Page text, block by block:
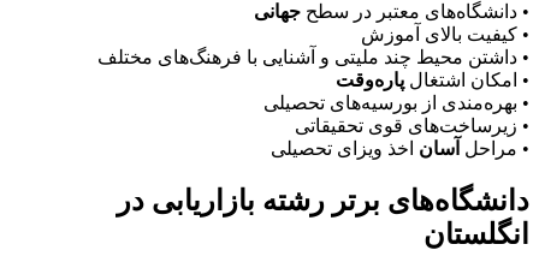
• دانشگاه‌های معتبر در سطح جهانی
• کیفیت بالای آموزش
• داشتن محیط چند ملیتی و آشنایی با فرهنگ‌های مختلف
• امکان اشتغال پاره‌وقت
• بهره‌مندی از بورسیه‌های تحصیلی
• زیرساخت‌های قوی تحقیقاتی
• مراحل آسان اخذ ویزای تحصیلی
دانشگاه‌های برتر رشته بازاریابی در
انگلستان